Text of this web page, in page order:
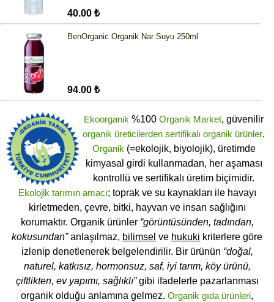
40.00 ₺
BenOrganic Organik Nar Suyu 250ml
94.00 ₺
Ekoorganik %100 Organik Market, güvenilir
organik üreticilerden sertifikalı organik ürünler.
Organik (=ekolojik, biyolojik), üretimde
kimyasal girdi kullanmadan, her aşaması
kontrollü ve sertifikalı üretim biçimidir.
Ekolojik tarımın amacı; toprak ve su kaynakları ile havayı
kirletmeden, çevre, bitki, hayvan ve insan sağlığını
korumaktır. Organik ürünler “görüntüsünden, tadından,
kokusundan”anlaşılmaz, bilimsel ve hukuki kriterlere göre
izlenip denetlenerek belgelendirilir. Bir ürünün “doğal,
naturel, katkısız, hormonsuz, saf, iyi tarım, köy ürünü,
çiftlikten, ev yapımı, sağlıklı”gibi ifadelerle pazarlanması
organik olduğu anlamına gelmez. Organik gıda ürünleri,